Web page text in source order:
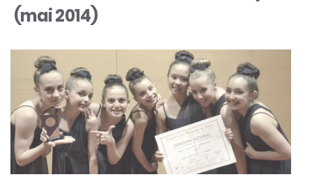
(mai 2014)